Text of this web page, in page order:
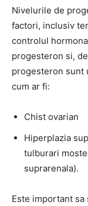
Nivelurile de
factori, inclusiv
controlul
progesteron si,
progesteron sunt
cum ar fi:
Chist ovarian
Hiperplazia
tulburari
suprarenala).
Este important